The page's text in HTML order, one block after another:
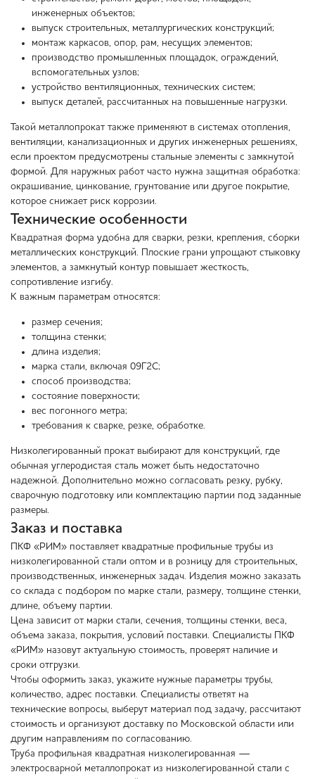
инженерных объектов;
выпуск строительных, металлургических конструкций;
монтаж каркасов, опор, рам, несущих элементов;
производство промышленных площадок, ограждений,
вспомогательных узлов;
устройство вентиляционных, технических систем;
выпуск деталей, рассчитанных на повышенные нагрузки.
Такой металлопрокат также применяют в системах отопления,
вентиляции, канализационных и других инженерных решениях,
если проектом предусмотрены стальные элементы с замкнутой
формой. Для наружных работ часто нужна защитная обработка:
окрашивание, цинкование, грунтование или другое покрытие,
которое снижает риск коррозии.
Технические особенности
Квадратная форма удобна для сварки, резки, крепления, сборки
металлических конструкций. Плоские грани упрощают стыковку
элементов, а замкнутый контур повышает жесткость,
сопротивление изгибу.
К важным параметрам относятся:
размер сечения;
толщина стенки;
длина изделия;
марка стали, включая 09Г2С;
способ производства;
состояние поверхности;
вес погонного метра;
требования к сварке, резке, обработке.
Низколегированный прокат выбирают для конструкций, где
обычная углеродистая сталь может быть недостаточно
надежной. Дополнительно можно согласовать резку, рубку,
сварочную подготовку или комплектацию партии под заданные
размеры.
Заказ и поставка
ПКФ «РИМ» поставляет квадратные профильные трубы из
низколегированной стали оптом и в розницу для строительных,
производственных, инженерных задач. Изделия можно заказать
со склада с подбором по марке стали, размеру, толщине стенки,
длине, объему партии.
Цена зависит от марки стали, сечения, толщины стенки, веса,
объема заказа, покрытия, условий поставки. Специалисты ПКФ
«РИМ» назовут актуальную стоимость, проверят наличие и
сроки отгрузки.
Чтобы оформить заказ, укажите нужные параметры трубы,
количество, адрес поставки. Специалисты ответят на
технические вопросы, выберут материал под задачу, рассчитают
стоимость и организуют доставку по Московской области или
другим направлениям по согласованию.
Труба профильная квадратная низколегированная —
электросварной металлопрокат из низколегированной стали с